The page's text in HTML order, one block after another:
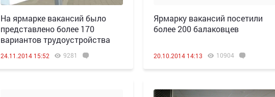
На ярмарке вакансий было
представлено более 170
вариантов трудоустройства
24.11.2014 15:52 9281
Ярмарку вакансий посетили
более 200 балаковцев
20.10.2014 14:13 10904